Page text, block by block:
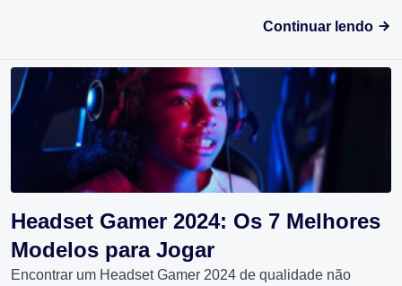
Continuar lendo
Headset Gamer 2024: Os 7 Melhores
Modelos para Jogar
Encontrar um Headset Gamer 2024 de qualidade não